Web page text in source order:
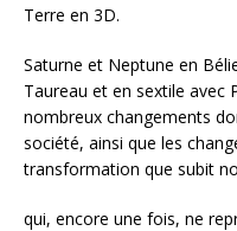
Terre en 3D.
Saturne et Neptune en
Taureau et en sextile avec
nombreux changements
société, ainsi que les
transformation que subit
qui, encore une fois, ne